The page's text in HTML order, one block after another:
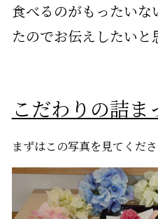
食べるのがもったいな
たのでお伝えしたいと
こだわりの詰ま
まずはこの写真を見てくださ